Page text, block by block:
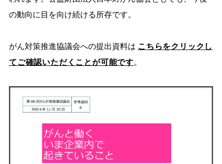
の動向に目を向け続ける所存です。
がん対策推進協議会への提出資料は こちらをクリックし
てご確認いただくことが可能です。